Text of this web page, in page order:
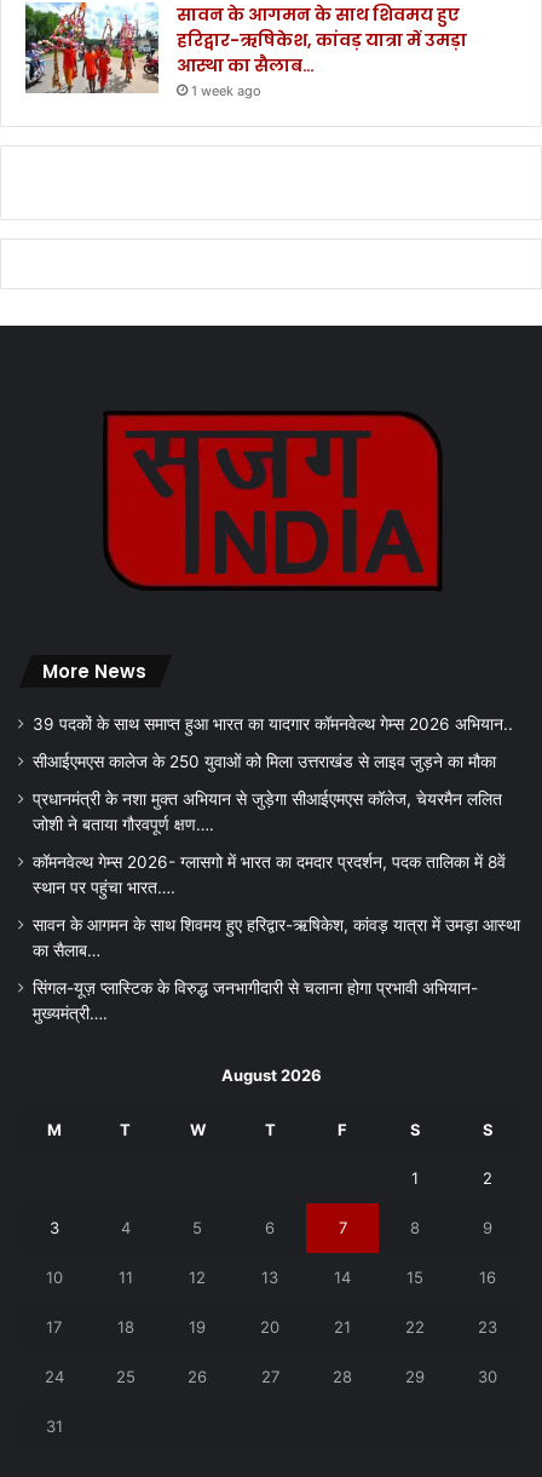
सावन के आगमन के साथ शिवमय हुए
हरिद्वार-ऋषिकेश, कांवड़ यात्रा में उमड़ा
आस्था का सैलाब…
1 week ago
More News
39 पदकों के साथ समाप्त हुआ भारत का यादगार कॉमनवेल्थ गेम्स 2026 अभियान..
सीआईएमएस कालेज के 250 युवाओं को मिला उत्तराखंड से लाइव जुड़ने का मौका
प्रधानमंत्री के नशा मुक्त अभियान से जुड़ेगा सीआईएमएस कॉलेज, चेयरमैन ललित
जोशी ने बताया गौरवपूर्ण क्षण….
कॉमनवेल्थ गेम्स 2026- ग्लासगो में भारत का दमदार प्रदर्शन, पदक तालिका में 8वें
स्थान पर पहुंचा भारत….
सावन के आगमन के साथ शिवमय हुए हरिद्वार-ऋषिकेश, कांवड़ यात्रा में उमड़ा आस्था
का सैलाब…
सिंगल-यूज़ प्लास्टिक के विरुद्ध जनभागीदारी से चलाना होगा प्रभावी अभियान-
मुख्यमंत्री….
August 2026
M T W T F S S
1 2
3 4 5 6 7 8 9
10 11 12 13 14 15 16
17 18 19 20 21 22 23
24 25 26 27 28 29 30
31